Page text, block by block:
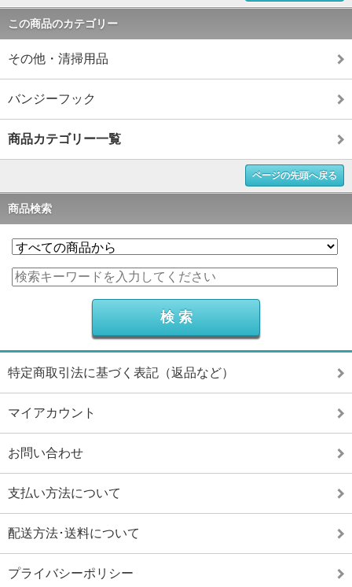
この商品のカテゴリー
その他・清掃用品
バンジーフック
商品カテゴリー一覧
ページの先頭へ戻る
商品検索
特定商取引法に基づく表記（返品など）
マイアカウント
お問い合わせ
支払い方法について
配送方法･送料について
プライバシーポリシー